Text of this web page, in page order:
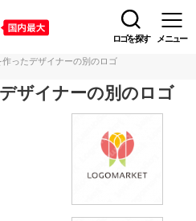
ロゴを探す メニュー
作ったデザイナーの別のロゴ
ザイナーの別のロゴ